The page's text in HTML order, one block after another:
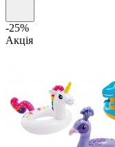
-25%
Акція